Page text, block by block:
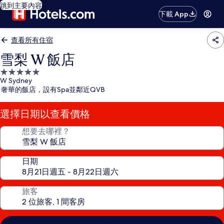
跳到主要內容
下載 App
查看所有住宿
雪梨 W 飯店
5.0
星
級
住
宿
W Sydney
奢華的飯店，設有Spa並鄰近QVB
選擇日期以查看價格
想要去哪裡？
日期
旅客